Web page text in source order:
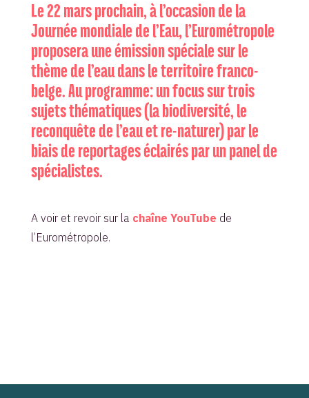
Le 22 mars prochain, à l’occasion de la
Journée mondiale de l’Eau, l’Eurométropole
proposera une émission spéciale sur le
thème de l’eau dans le territoire franco-
belge. Au programme: un focus sur trois
sujets thématiques (la biodiversité, le
reconquête de l’eau et re-naturer) par le
biais de reportages éclairés par un panel de
spécialistes.
A voir et revoir sur la chaîne YouTube de
l’Eurométropole.